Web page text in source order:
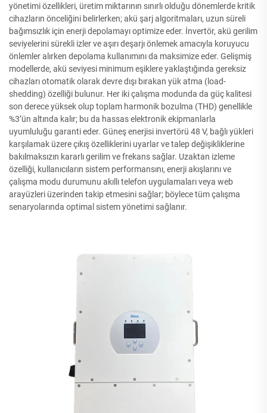
yönetimi özellikleri, üretim miktarının sınırlı olduğu dönemlerde kritik
cihazların önceliğini belirlerken; akü şarj algoritmaları, uzun süreli
bağımsızlık için enerji depolamayı optimize eder. İnvertör, akü gerilim
seviyelerini sürekli izler ve aşırı deşarjı önlemek amacıyla koruyucu
önlemler alırken depolama kullanımını da maksimize eder. Gelişmiş
modellerde, akü seviyesi minimum eşiklere yaklaştığında gereksiz
cihazları otomatik olarak devre dışı bırakan yük atma (load-
shedding) özelliği bulunur. Her iki çalışma modunda da güç kalitesi
son derece yüksek olup toplam harmonik bozulma (THD) genellikle
%3’ün altında kalır; bu da hassas elektronik ekipmanlarla
uyumluluğu garanti eder. Güneş enerjisi invertörü 48 V, bağlı yükleri
karşılamak üzere çıkış özelliklerini uyarlar ve talep değişikliklerine
bakılmaksızın kararlı gerilim ve frekans sağlar. Uzaktan izleme
özelliği, kullanıcıların sistem performansını, enerji akışlarını ve
çalışma modu durumunu akıllı telefon uygulamaları veya web
arayüzleri üzerinden takip etmesini sağlar; böylece tüm çalışma
senaryolarında optimal sistem yönetimi sağlanır.